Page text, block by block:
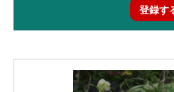
登録す